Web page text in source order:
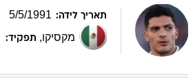
תאריך לידה: 5/5/1991
מקסיקו, תפקיד: